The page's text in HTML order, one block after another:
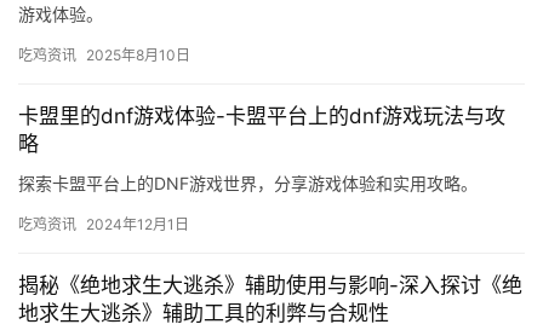
游戏体验。
吃鸡资讯 2025年8月10日
卡盟里的dnf游戏体验-卡盟平台上的dnf游戏玩法与攻
略
探索卡盟平台上的DNF游戏世界，分享游戏体验和实用攻略。
吃鸡资讯 2024年12月1日
揭秘《绝地求生大逃杀》辅助使用与影响-深入探讨《绝
地求生大逃杀》辅助工具的利弊与合规性